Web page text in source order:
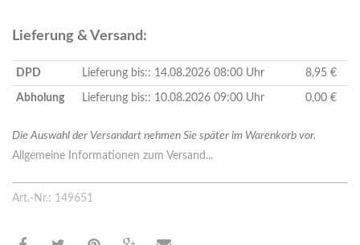
Lieferung & Versand:
DPD Lieferung bis:: 14.08.2026 08:00 Uhr 8,95 €
Abholung Lieferung bis:: 10.08.2026 09:00 Uhr 0,00 €
Die Auswahl der Versandart nehmen Sie später im Warenkorb vor.
Allgemeine Informationen zum Versand...
Art.-Nr.: 149651